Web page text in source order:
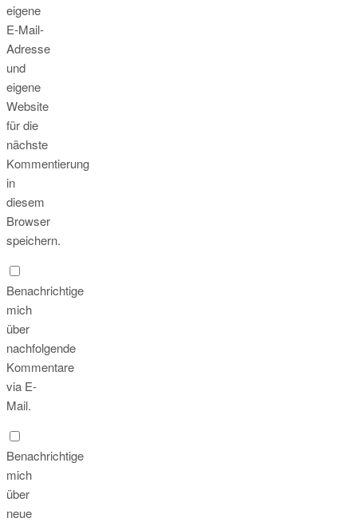
eigene
E-Mail-
Adresse
und
eigene
Website
für die
nächste
Kommentierung
in
diesem
Browser
speichern.
Benachrichtige
mich
über
nachfolgende
Kommentare
via E-
Mail.
Benachrichtige
mich
über
neue